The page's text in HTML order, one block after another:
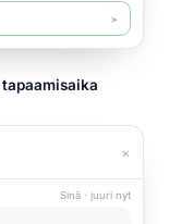
➤
×
Sinä · juuri nyt